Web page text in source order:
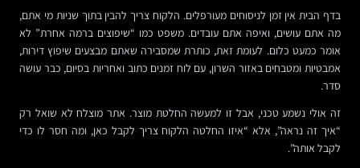
בדף הבית אין זמן לניסוחים מעורפלים. הלקוח צריך להבין בתוך שניות מי אתם,
מה אתם עושים, ואיפה אתם עובדים. משפט כמו “שיפוצים ברמה אחרת” לא
אומר כמעט כלום. לעומת זאת, כותרת שמסבירה שאתם מבצעים שיפוץ דירות,
אמבטיות ומטבחים באזור השרון, עם לוח זמנים כתוב ואחריות בסיום, כבר עושה
סדר.
זה אולי נשמע טכני, אבל זו למעשה החלטת מוצר. אתר מוצלח לא שואל רק
“איך זה נראה”, אלא “איזו החלטה הלקוח צריך לקבל כאן, ומה חסר לו כדי
לקבל אותה”.